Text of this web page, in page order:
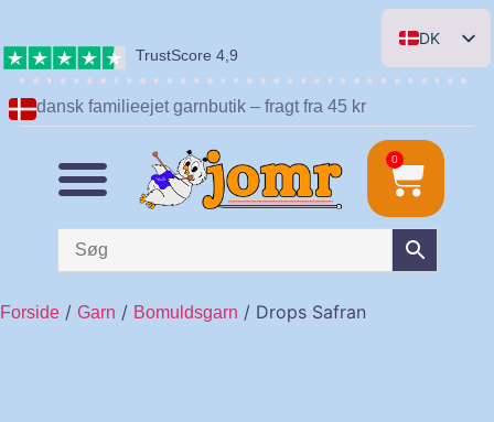
TrustScore 4,9
DK
EN
NL
dansk familieejet garnbutik – fragt fra 45 kr
0
Forside / Garn / Bomuldsgarn / Drops Safran